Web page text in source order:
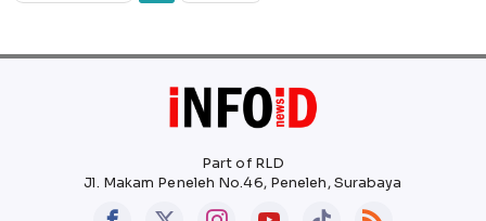
Part of RLD
Jl. Makam Peneleh No.46, Peneleh, Surabaya